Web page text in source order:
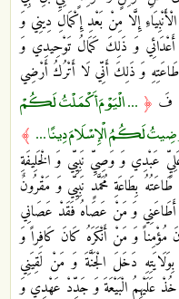
إِلَّا مِنْ بَعْدِ إِكْمَالِ دِينِي وَ
أَعْدَائِي وَ ذَلِكَ كَمَالُ تَوْحِيدِي وَ
طَاعَتِهِ وَ ذَلِكَ أَنِّي لَا أَتْرُكُ أَرْضِي
فَ ﴿ ... الْيَوْمَ أَكْمَلْتُ لَكُمْ
لَكُمُ الْإِسْلَامَ دِينًا ... ﴾
عَبْدِي وَ وَصِيِّ نَبِيِّي وَ الْخَلِيفَةِ
بِطَاعَةِ مُحَمَّدٍ نَبِيِّي وَ مَقْرُونٌ
أَطَاعَنِي وَ مَنْ عَصَاهُ فَقَدْ عَصَانِي
وَ مَنْ أَنْكَرَهُ كَانَ كَافِراً وَ
دَخَلَ الْجَنَّةَ وَ مَنْ لَقِيَنِي
وَ خُذْ عَلَيْهِمُ الْبَيْعَةَ وَ جَدِّدْ عَهْدِي وَ